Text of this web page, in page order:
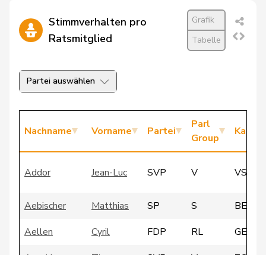
Stimmverhalten pro
Ratsmitglied
Grafik
Tabelle
Partei auswählen
Nachname Vorname Partei
Parl
Group
Addor Jean-Luc SVP V VS
Aebischer Matthias SP S
BE
Aellen
Cyril FDP RL
GE